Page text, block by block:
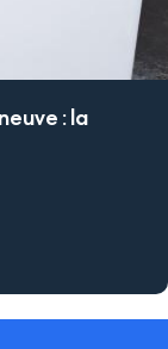
: la